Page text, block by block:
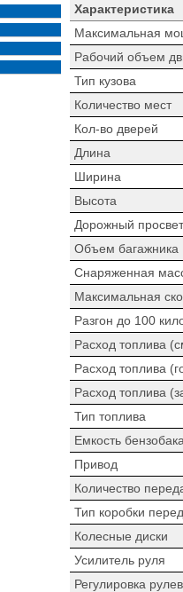
Характеристика
Максимальная
Рабочий объем
Тип кузова
Количество мест
Кол-во дверей
Длина
Ширина
Высота
Дорожный просвет
Объем багажника
Снаряженная
Максимальная
Разгон до 100
Расход топлива
Расход топлива
Расход топлива
Тип топлива
Емкость
Привод
Количество
Тип коробки
Колесные диски
Усилитель руля
Регулировка